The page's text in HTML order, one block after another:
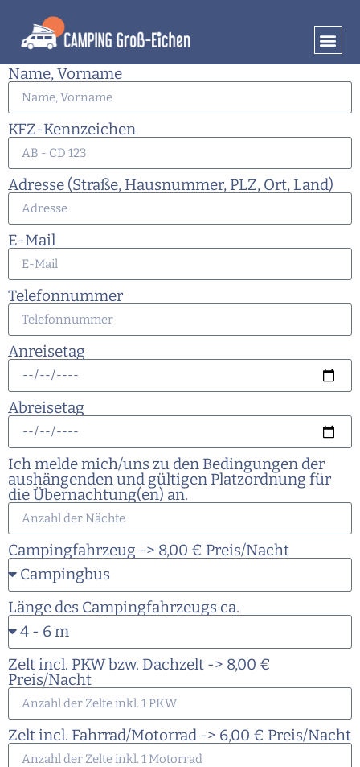
Test für Formular
Name, Vorname
KFZ-Kennzeichen
Adresse (Straße, Hausnummer, PLZ, Ort, Land)
E-Mail
Telefonnummer
Anreisetag
Abreisetag
Ich melde mich/uns zu den Bedingungen der
aushängenden und gültigen Platzordnung für
die Übernachtung(en) an.
Campingfahrzeug -> 8,00 € Preis/Nacht
Länge des Campingfahrzeugs ca.
Zelt incl. PKW bzw. Dachzelt -> 8,00 €
Preis/Nacht
Zelt incl. Fahrrad/Motorrad -> 6,00 € Preis/Nacht